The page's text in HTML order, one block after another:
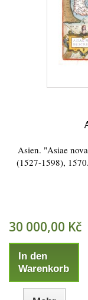
Asien. "Asiae
(1527-1598),
30 000,00 Kč
In den
Warenkorb